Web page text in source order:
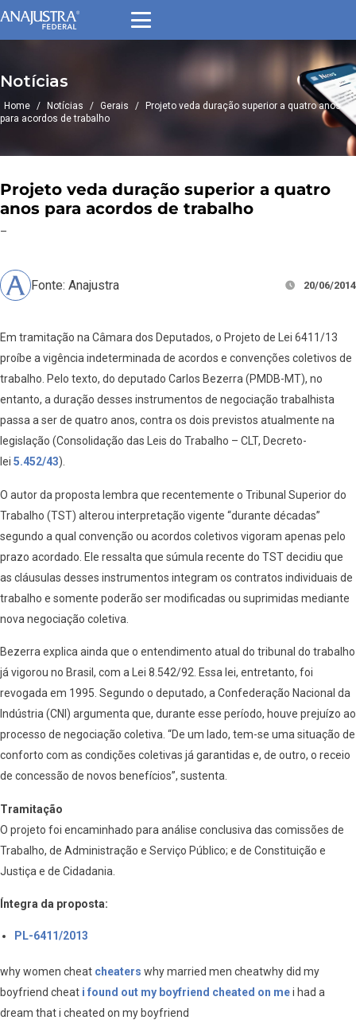
Notícias
Home / Notícias / Gerais /
Projeto veda duração superior a quatro anos
para acordos de trabalho
Projeto veda duração superior a quatro
anos para acordos de trabalho
–
Fonte: Anajustra 20/06/2014
Em tramitação na Câmara dos Deputados, o Projeto de Lei 6411/13
proíbe a vigência indeterminada de acordos e convenções coletivos de
trabalho. Pelo texto, do deputado Carlos Bezerra (PMDB-MT), no
entanto, a duração desses instrumentos de negociação trabalhista
passa a ser de quatro anos, contra os dois previstos atualmente na
legislação (Consolidação das Leis do Trabalho – CLT, Decreto-
lei 5.452/43).
O autor da proposta lembra que recentemente o Tribunal Superior do
Trabalho (TST) alterou interpretação vigente “durante décadas”
segundo a qual convenção ou acordos coletivos vigoram apenas pelo
prazo acordado. Ele ressalta que súmula recente do TST decidiu que
as cláusulas desses instrumentos integram os contratos individuais de
trabalho e somente poderão ser modificadas ou suprimidas mediante
nova negociação coletiva.
Bezerra explica ainda que o entendimento atual do tribunal do trabalho
já vigorou no Brasil, com a Lei 8.542/92. Essa lei, entretanto, foi
revogada em 1995. Segundo o deputado, a Confederação Nacional da
Indústria (CNI) argumenta que, durante esse período, houve prejuízo ao
processo de negociação coletiva. “De um lado, tem-se uma situação de
conforto com as condições coletivas já garantidas e, de outro, o receio
de concessão de novos benefícios”, sustenta.
Tramitação
O projeto foi encaminhado para análise conclusiva das comissões de
Trabalho, de Administração e Serviço Público; e de Constituição e
Justiça e de Cidadania.
Íntegra da proposta:
PL-6411/2013
why women cheat cheaters why married men cheatwhy did my
boyfriend cheat i found out my boyfriend cheated on mei had a
dream that i cheated on my boyfriend